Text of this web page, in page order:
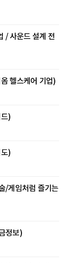
/ 사운드 설계 전
헬스케어 기업)
)
)
/게임처럼 즐기는
정보)